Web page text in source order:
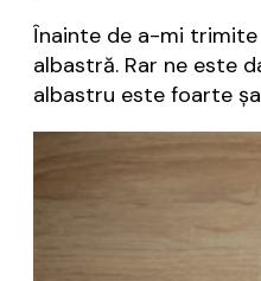
Înainte de a-mi trimite
albastră. Rar ne este
albastru este foarte